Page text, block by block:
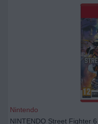
Nintendo
NINTENDO Street Fighter 6